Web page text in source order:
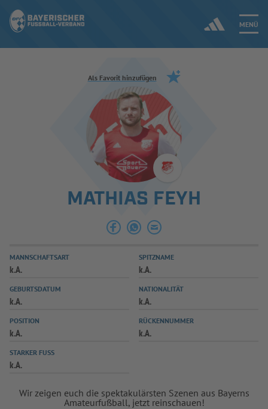
MENÜ
Jetzt einloggen
ERGEBNISSE & WETTBEWERBE
SPIELBETRIEB & VERBANDSLEBEN
AUSBILDUNG & FÖRDERUNG
SPIELPLUS
Als Favorit hinzufügen
MATHIAS FEYH
MANNSCHAFTSART
k.A.
SPITZNAME
k.A.
GEBURTSDATUM
k.A.
NATIONALITÄT
k.A.
POSITION
k.A.
RÜCKENNUMMER
k.A.
STARKER FUSS
k.A.
Wir zeigen euch die spektakulärsten Szenen aus Bayerns
Amateurfußball, jetzt reinschauen!